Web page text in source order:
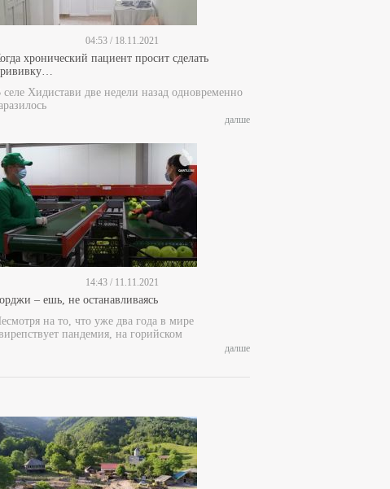
04:53 / 18.11.2021
хронический пациент просит сделать
селе Хидистави две недели назад одновременно
далше
14:43 / 11.11.2021
– ешь, не останавливаясь
на то, что уже два года в мире
пандемия, на горийском
далше